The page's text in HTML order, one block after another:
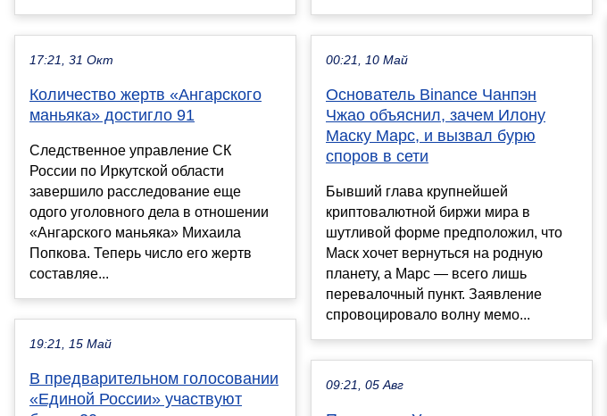
17:21, 31 Окт
Количество жертв «Ангарского
маньяка» достигло 91
Следственное управление СК
России по Иркутской области
завершило расследование еще
одого уголовного дела в отношении
«Ангарского маньяка» Михаила
Попкова. Теперь число его жертв
составляе...
19:21, 15 Май
В предварительном голосовании
«Единой России» участвуют
00:21, 10 Май
Основатель Binance Чанпэн
Чжао объяснил, зачем Илону
Маску Марс, и вызвал бурю
споров в сети
Бывший глава крупнейшей
криптовалютной биржи мира в
шутливой форме предположил, что
Маск хочет вернуться на родную
планету, а Марс — всего лишь
перевалочный пункт. Заявление
спровоцировало волну мемо...
09:21, 05 Авг